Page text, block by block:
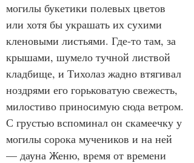
могилы букетики полевых цветов
или хотя бы украшать их сухими
кленовыми листьями. Где-то там, за
крышами, шумело тучной листвой
кладбище, и Тихолаз жадно втягивал
ноздрями его горьковатую свежесть,
милостиво приносимую сюда ветром.
С грустью вспоминал он скамеечку у
могилы сорока мучеников и на ней
— дауна Женю, время от времени